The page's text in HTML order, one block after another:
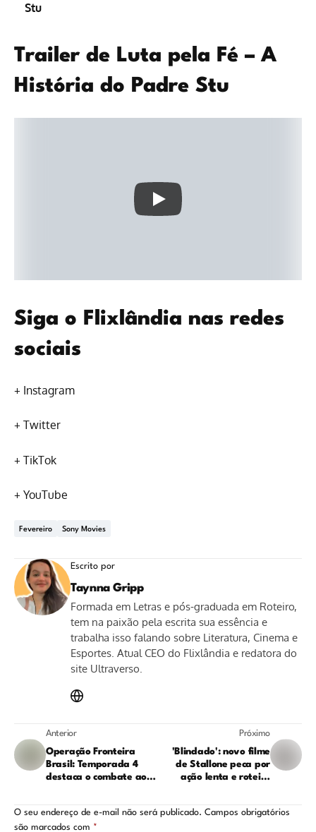
Stu
Trailer de Luta pela Fé – A
História do Padre Stu
Siga o Flixlândia nas redes
sociais
+ Instagram
+ Twitter
+ TikTok
+ YouTube
Fevereiro Sony Movies
Escrito por
Taynna Gripp
Formada em Letras e pós-graduada em Roteiro,
tem na paixão pela escrita sua essência e
trabalha isso falando sobre Literatura, Cinema e
Esportes. Atual CEO do Flixlândia e redatora do
site Ultraverso.
Anterior
Operação Fronteira
Brasil: Temporada 4
destaca o combate ao
Próximo
'Blindado': novo filme
de Stallone peca por
ação lenta e roteiro
O seu endereço de e-mail não será publicado. Campos obrigatórios
são marcados com *